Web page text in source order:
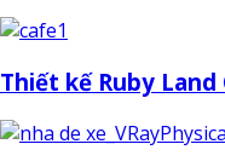
Thiết kế Ruby Land